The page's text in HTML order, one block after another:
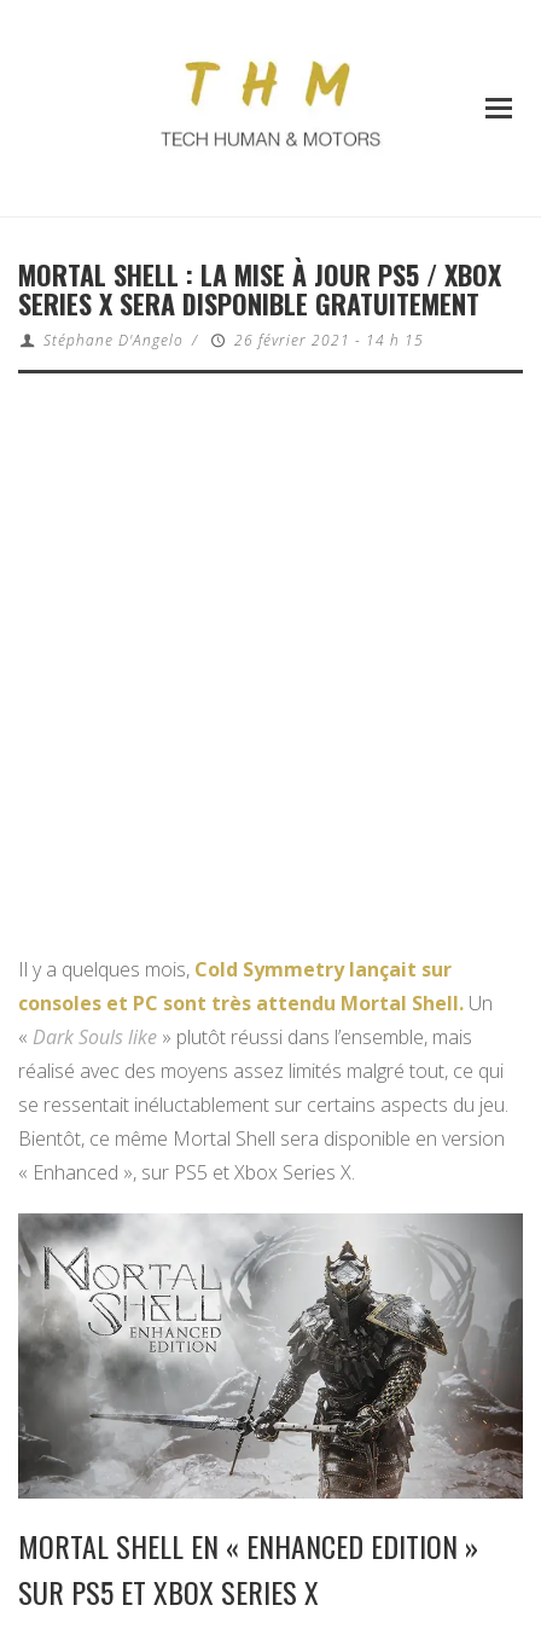
MORTAL SHELL : LA MISE À JOUR PS5 / XBOX
SERIES X SERA DISPONIBLE GRATUITEMENT
Stéphane D'Angelo / 26 février 2021 - 14 h 15
Il y a quelques mois, Cold Symmetry lançait sur
consoles et PC sont très attendu Mortal Shell. Un
« Dark Souls like » plutôt réussi dans l’ensemble, mais
réalisé avec des moyens assez limités malgré tout, ce qui
se ressentait inéluctablement sur certains aspects du jeu.
Bientôt, ce même Mortal Shell sera disponible en version
« Enhanced », sur PS5 et Xbox Series X.
MORTAL SHELL EN « ENHANCED EDITION »
SUR PS5 ET XBOX SERIES X